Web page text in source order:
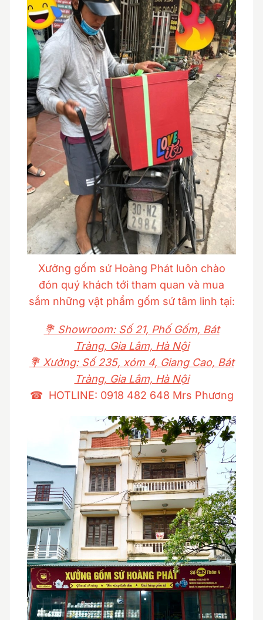
Xưởng gốm sứ Hoàng Phát luôn chào
đón quý khách tới tham quan và mua
sắm những vật phẩm gốm sứ tâm linh tại:
💐 Showroom: Số 21, Phố Gốm, Bát
Tràng, Gia Lâm, Hà Nội
💐 Xưởng: Số 235, xóm 4, Giang Cao, Bát
Tràng, Gia Lâm, Hà Nội
☎ HOTLINE: 0918 482 648 Mrs Phương